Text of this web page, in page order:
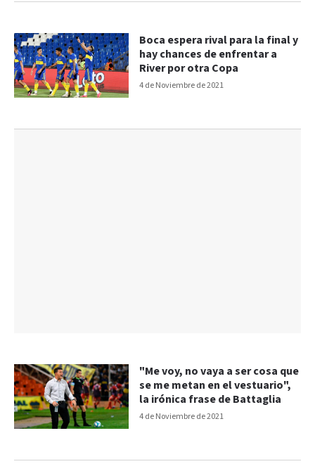
4 de Noviembre de 2021
Boca espera rival para la final y
hay chances de enfrentar a
River por otra Copa
4 de Noviembre de 2021
"Me voy, no vaya a ser cosa que
se me metan en el vestuario",
la irónica frase de Battaglia